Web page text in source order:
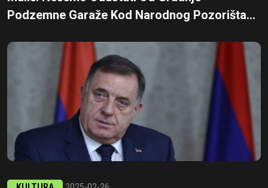
Podzemne Garaže Kod Narodnog Pozorišta...